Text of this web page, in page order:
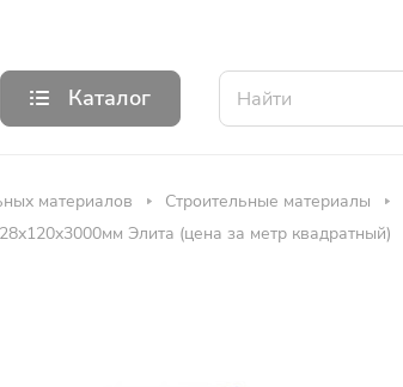
Каталог
материалов Строительные материалы
Элита (цена за метр квадратный)